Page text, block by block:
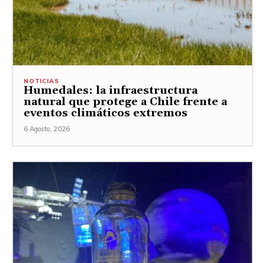
NOTICIAS
Humedales: la infraestructura
natural que protege a Chile frente a
eventos climáticos extremos
6 Agosto, 2026